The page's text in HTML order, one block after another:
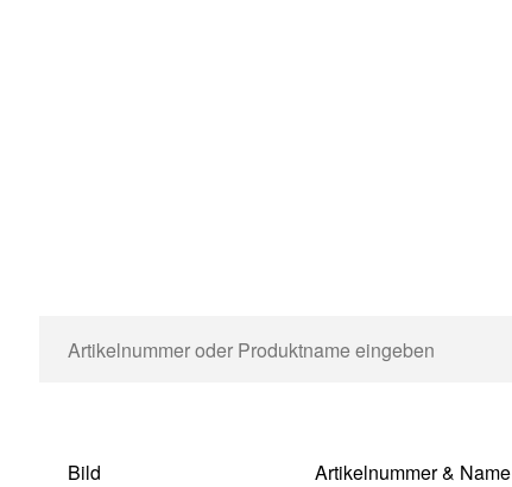
Bild Artikelnummer & Name